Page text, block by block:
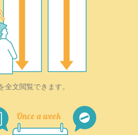
全文閲覧できます。